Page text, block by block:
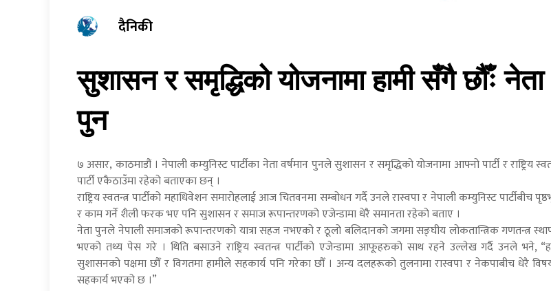
दैनिकी
सुशासन र समृद्धिको योजनामा हामी सँगै छौँः नेता
पुन
७ असार, काठमाडौं । नेपाली कम्युनिस्ट पार्टीका नेता वर्षमान पुनले सुशासन र समृद्धिको योजनामा आफ्नो पार्टी र राष्ट्रिय
पार्टी एकैठाउँमा रहेको बताएका छन् ।
राष्ट्रिय स्वतन्त्र पार्टीको महाधिवेशन समारोहलाई आज चितवनमा सम्बोधन गर्दै उनले रास्वपा र नेपाली कम्युनिस्ट पार्टीबीच
र काम गर्ने शैली फरक भए पनि सुशासन र समाज रूपान्तरणको एजेन्डामा धेरै समानता रहेको बताए ।
नेता पुनले नेपाली समाजको रूपान्तरणको यात्रा सहज नभएको र ठूलो बलिदानको जगमा सङ्घीय लोकतान्त्रिक गणतन्त्र
भएको तथ्य पेस गरे । थिति बसाउने राष्ट्रिय स्वतन्त्र पार्टीको एजेन्डामा आफूहरुको साथ रहने उल्लेख गर्दै उनले भने,
सुशासनको पक्षमा छौँ र विगतमा हामीले सहकार्य पनि गरेका छौँ । अन्य दलहरूको तुलनामा रास्वपा र नेकपाबीच धेरै
सहकार्य भएको छ ।”